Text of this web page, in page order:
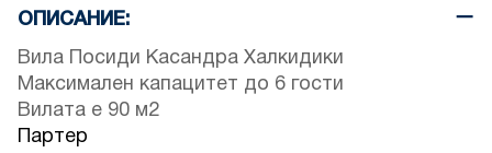
ОПИСАНИЕ:
Вила Посиди Касандра Халкидики
Максимален капацитет до 6 гости
Вилата е 90 м2
Партер